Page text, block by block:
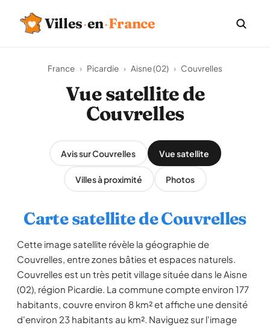
Villes·en·France
France › Picardie › Aisne (02) › Couvrelles
Vue satellite de
Couvrelles
Avis sur Couvrelles Vue satellite
Villes à proximité Photos
Carte satellite de Couvrelles
Cette image satellite révèle la géographie de
Couvrelles, entre zones bâties et espaces naturels.
Couvrelles est un très petit village située dans le Aisne
(02), région Picardie. La commune compte environ 177
habitants, couvre environ 8 km² et affiche une densité
d'environ 23 habitants au km². Naviguez sur l'image